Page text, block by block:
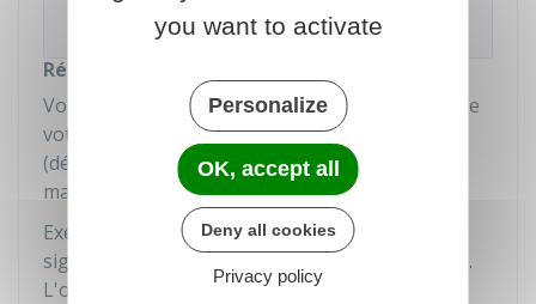
Résiliation pour un autre motif
Vous pouvez aussi demander l'arrêt immédiat de
votre contrat pour un motif prévu au contrat
(déménagement, chômage....) ou en cas de
mauvaise exécution par le prestataire.
Exemple de mauvaise exécution : une personne
signe un contrat avec une agence matrimoniale.
L'objet essentiel du contrat est de lui faire
you want to activate
Personalize
OK, accept all
Deny all cookies
Privacy policy